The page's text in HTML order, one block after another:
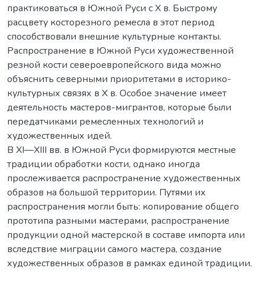
практиковаться в Южной Руси с Х в. Быстрому
расцвету косторезного ремесла в этот период
способствовали внешние культурные контакты.
Распространение в Южной Руси художественной
резной кости североевропейского вида можно
объяснить северными приоритетами в историко-
культурных связях в Х в. Особое значение имеет
деятельность мастеров-мигрантов, которые были
передатчиками ремесленных технологий и
художественных идей.
В ХI—ХIII вв. в Южной Руси формируются местные
традиции обработки кости, однако иногда
прослеживается распространение художественных
образов на большой территории. Путями их
распространения могли быть: копирование общего
прототипа разными мастерами, распространение
продукции одной мастерской в составе импорта или
вследствие миграции самого мастера, создание
художественных образов в рамках единой традиции.